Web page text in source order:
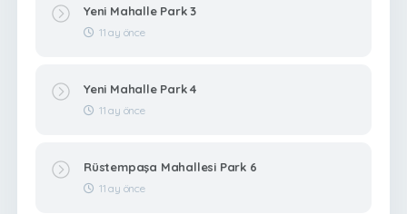
Yeni Mahalle Park 3
11 ay önce
Yeni Mahalle Park 4
11 ay önce
Rüstempaşa Mahallesi Park 6
11 ay önce